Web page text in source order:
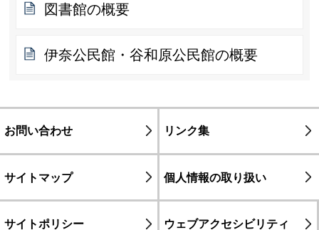
図書館の概要
伊奈公民館・谷和原公民館の概要
お問い合わせ リンク集
サイトマップ 個人情報の取り扱い
サイトポリシー ウェブアクセシビリティ